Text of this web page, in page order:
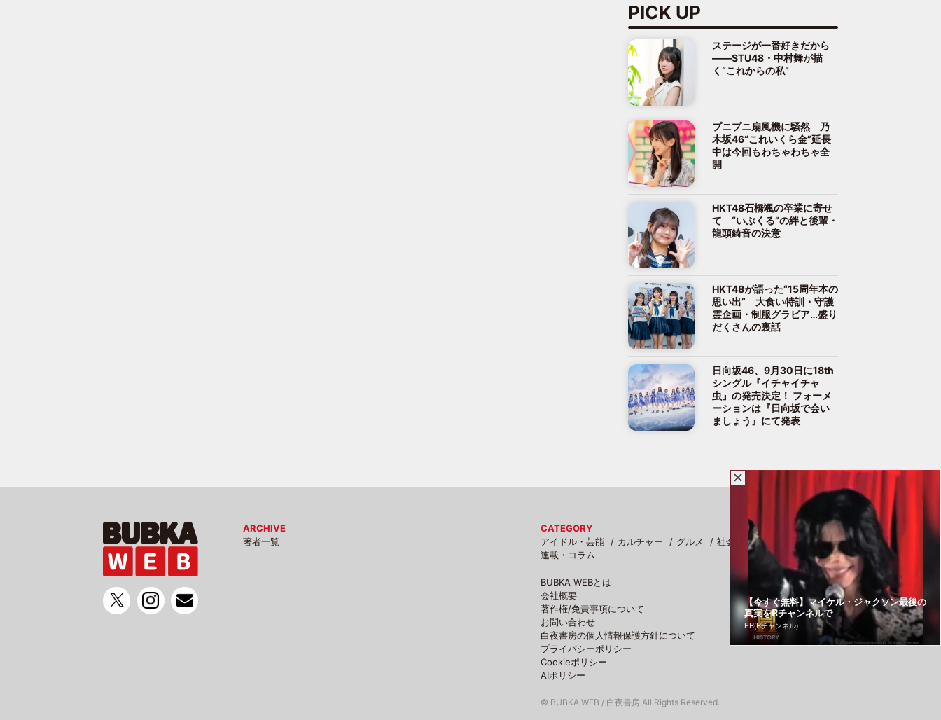
PICK UP
ステージが一番好きだから
――STU48・中村舞が描
く“これからの私”
プニプニ扇風機に騒然 乃
木坂46“これいくら金”延長
中は今回もわちゃわちゃ全
開
HKT48石橋颯の卒業に寄せ
て “いぶくる”の絆と後輩・
龍頭綺音の決意
HKT48が語った“15周年本の
思い出” 大食い特訓・守護
霊企画・制服グラビア…盛り
だくさんの裏話
日向坂46、9月30日に18th
シングル『イチャイチャ
虫』の発売決定！ フォーメ
ーションは『日向坂で会い
ましょう』にて発表
ARCHIVE
著者一覧
CATEGORY
アイドル・芸能
カルチャー グルメ 社会
スポーツ
連載・コラム
BUBKA WEBとは
会社概要
著作権/免責事項について
お問い合わせ
白夜書房の個人情報保護方針について
プライバシーポリシー
Cookieポリシー
AIポリシー
© BUBKA WEB / 白夜書房 All Rights Reserved.
【今すぐ無料】マイケル・ジャクソン最後の
真実をRチャンネルで
PR(Rチャンネル)